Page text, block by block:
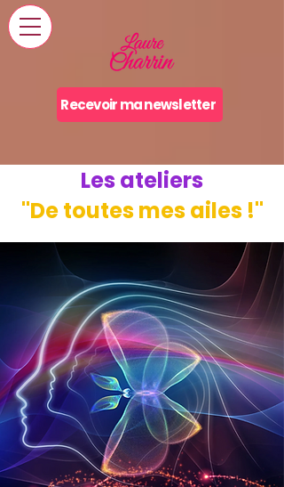
Recevoir ma newsletter
Les ateliers
"De toutes mes ailes !"